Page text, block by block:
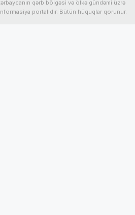
qərb bölgəsi və ölkə gündəmi üzrə
portalıdır. Bütün hüquqlar qorunur.